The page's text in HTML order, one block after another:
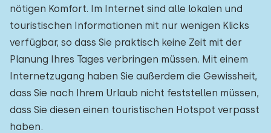
nötigen Komfort. Im Internet sind alle lokalen und
touristischen Informationen mit nur wenigen Klicks
verfügbar, so dass Sie praktisch keine Zeit mit der
Planung Ihres Tages verbringen müssen. Mit einem
Internetzugang haben Sie außerdem die Gewissheit,
dass Sie nach Ihrem Urlaub nicht feststellen müssen,
dass Sie diesen einen touristischen Hotspot verpasst
haben.